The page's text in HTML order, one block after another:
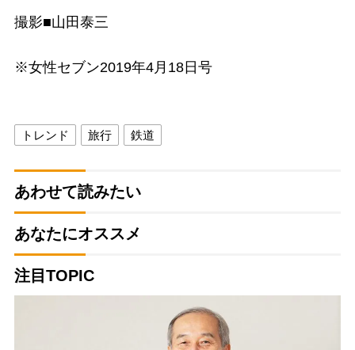
撮影■山田泰三
※女性セブン2019年4月18日号
トレンド 旅行 鉄道
あわせて読みたい
あなたにオススメ
注目TOPIC